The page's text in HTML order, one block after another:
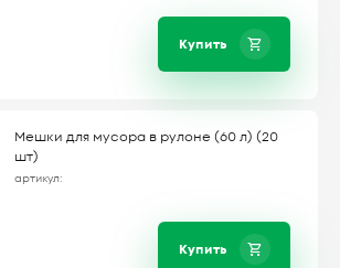
Купить
Мешки для мусора в рулоне (60 л) (20
шт)
артикул:
Купить